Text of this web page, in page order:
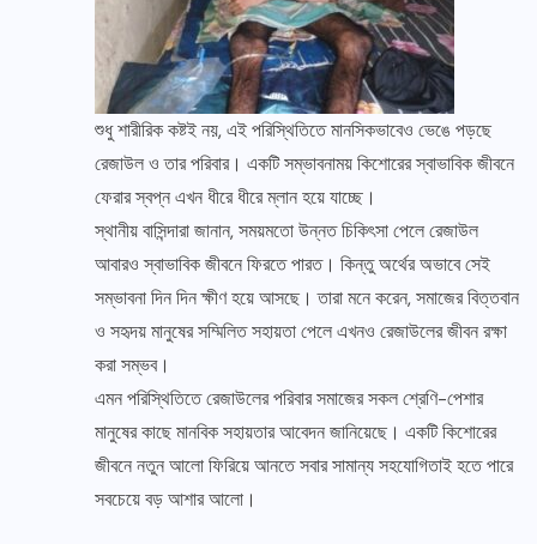
শুধু শারীরিক কষ্টই নয়, এই পরিস্থিতিতে মানসিকভাবেও ভেঙে পড়ছে
রেজাউল ও তার পরিবার। একটি সম্ভাবনাময় কিশোরের স্বাভাবিক জীবনে
ফেরার স্বপ্ন এখন ধীরে ধীরে ম্লান হয়ে যাচ্ছে।
স্থানীয় বাসিন্দারা জানান, সময়মতো উন্নত চিকিৎসা পেলে রেজাউল
আবারও স্বাভাবিক জীবনে ফিরতে পারত। কিন্তু অর্থের অভাবে সেই
সম্ভাবনা দিন দিন ক্ষীণ হয়ে আসছে। তারা মনে করেন, সমাজের বিত্তবান
ও সহৃদয় মানুষের সম্মিলিত সহায়তা পেলে এখনও রেজাউলের জীবন রক্ষা
করা সম্ভব।
এমন পরিস্থিতিতে রেজাউলের পরিবার সমাজের সকল শ্রেণি-পেশার
মানুষের কাছে মানবিক সহায়তার আবেদন জানিয়েছে। একটি কিশোরের
জীবনে নতুন আলো ফিরিয়ে আনতে সবার সামান্য সহযোগিতাই হতে পারে
সবচেয়ে বড় আশার আলো।